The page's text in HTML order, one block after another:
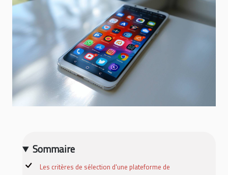
Sommaire
Les critères de sélection d'une plateforme de